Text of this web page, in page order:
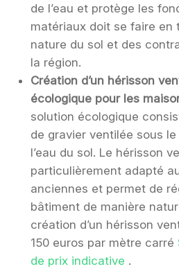
de l’eau et protège les
matériaux doit se faire en
nature du sol et des
la région.
Création d’un hérisson
écologique pour les
solution écologique
de gravier ventilée sous
l’eau du sol. Le hérisson
particulièrement adapté
anciennes et permet de
bâtiment de manière
création d’un hérisson
150 euros par mètre carré
de prix indicative .